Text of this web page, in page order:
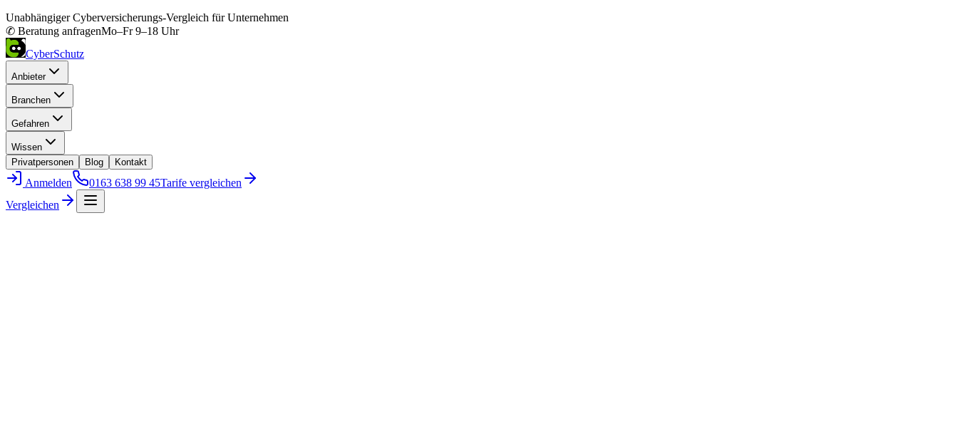
Unabhängiger Cyberversicherungs-Vergleich für Unternehmen
✆ Beratung anfragenMo–Fr 9–18 Uhr
CyberSchutz
Anbieter
Branchen
Gefahren
Wissen
Privatpersonen
Blog Kontakt
Anmelden 0163 638 99 45Tarife vergleichen
Vergleichen